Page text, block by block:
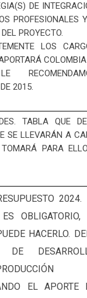
DE
PROFESIONALES
PROYECTO.
LOS
2015.
TABLA QUE
SE LLEVARÁN A
TOMARÁ PARA
2024.
OBLIGATORIO,
HACERLO.
EL APORTE